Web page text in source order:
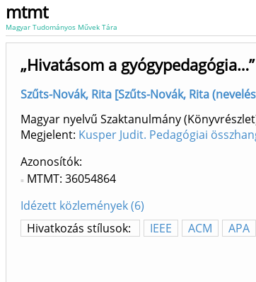
mtmt
Magyar Tudományos Művek Tára
„Hivatásom a
Szűts-Novák, Rita [Szűts-Novák, Rita
Magyar nyelvű Szaktanulmány
Megjelent: Kusper Judit. Pedagógiai
Azonosítók
MTMT: 36054864
Idézett közlemények (6)
Hivatkozás stílusok:
IEEE ACM APA